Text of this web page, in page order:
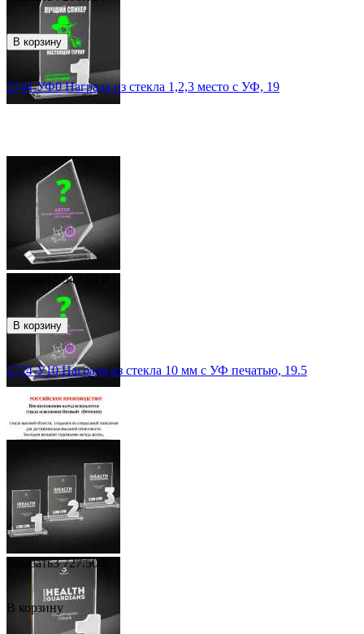
В корзину
2744-УФ0 Награда из стекла 1,2,3 место с УФ, 19
5 547.50
В корзину
2724-У10 Награда из стекла 10 мм с УФ печатью, 19.5
Заказать3 727.50
В корзину